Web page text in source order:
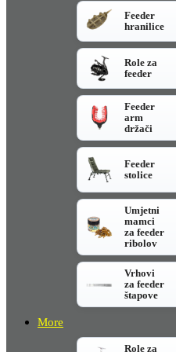
Feeder
hranilice
Role za
feeder
Feeder
arm
držači
Feeder
stolice
Umjetni
mamci
za feeder
ribolov
Vrhovi
za feeder
štapove
More
Role za